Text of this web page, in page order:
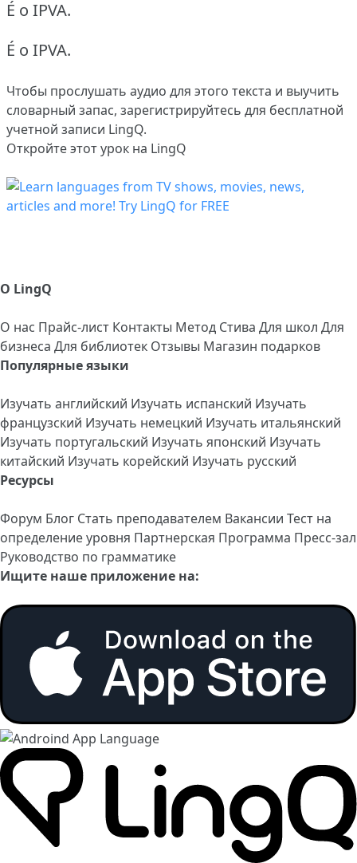
É o IPVA.
É o IPVA.
Чтобы прослушать аудио для этого текста и выучить
словарный запас, зарегистрируйтесь для бесплатной
учетной записи LingQ.
Откройте этот урок на LingQ
О LingQ
О нас Прайс-лист Контакты Метод Стива Для школ Для
бизнеса Для библиотек Отзывы Магазин подарков
Популярные языки
Изучать английский Изучать испанский Изучать
французский Изучать немецкий Изучать итальянский
Изучать португальский Изучать японский Изучать
китайский Изучать корейский Изучать русский
Ресурсы
Форум Блог Стать преподавателем Вакансии Тест на
определение уровня Партнерская Программа Пресс-зал
Руководство по грамматике
Ищите наше приложение на: